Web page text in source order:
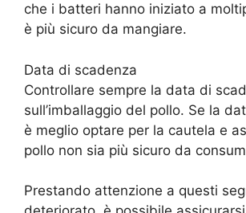
che i batteri hanno iniziato a
è più sicuro da mangiare.
Data di scadenza
Controllare sempre la data di
sull’imballaggio del pollo. Se la
è meglio optare per la cautela e
pollo non sia più sicuro da
Prestando attenzione a questi